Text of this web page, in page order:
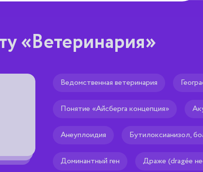
«Ветеринария»
в эпизоотологическом контексте -
форм инфекции и эпизоотологических
действительного).
Ведомственная ветеринария
Понятие «Айсберга концепция»
Анеуплоидия Бутилоксианизол,
Доминантный ген Драже (dragée